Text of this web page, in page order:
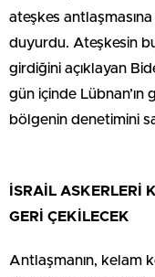
ateşkes antlaşmasına
duyurdu. Ateşkesin
girdiğini açıklayan
gün içinde
bölgenin denetimini
İSRAİL ASKERLERİ
GERİ ÇEKİLECEK
Antlaşmanın, kelam